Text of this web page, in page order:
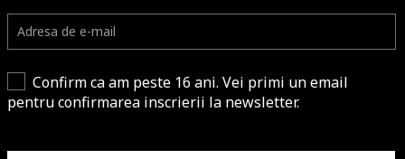
Confirm ca am peste 16 ani. Vei primi un email
pentru confirmarea inscrierii la newsletter.